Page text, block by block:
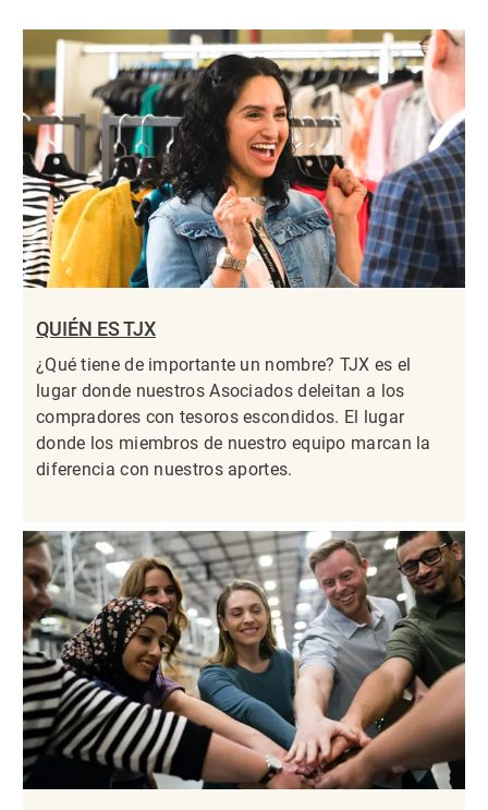
QUIÉN ES TJX
¿Qué tiene de importante un nombre? TJX es el
lugar donde nuestros Asociados deleitan a los
compradores con tesoros escondidos. El lugar
donde los miembros de nuestro equipo marcan la
diferencia con nuestros aportes.